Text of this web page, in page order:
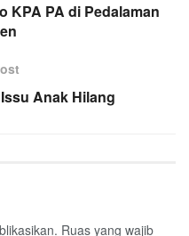
KPA PA di Pedalaman
Anak Hilang
Ruas yang wajib